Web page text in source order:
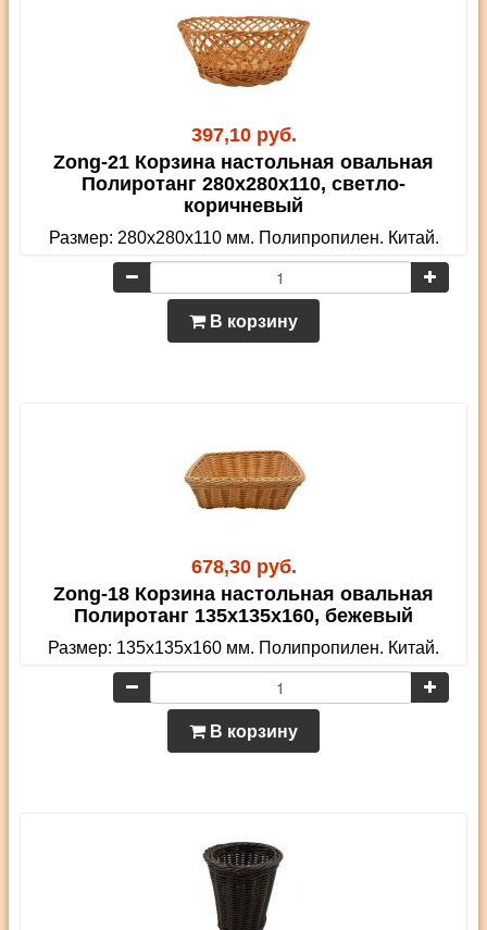
397,10 руб.
Zong-21 Корзина настольная овальная
Полиротанг 280х280х110, светло-
коричневый
Размер: 280х280х110 мм. Полипропилен. Китай.
В корзину
678,30 руб.
Zong-18 Корзина настольная овальная
Полиротанг 135х135х160, бежевый
Размер: 135х135х160 мм. Полипропилен. Китай.
В корзину